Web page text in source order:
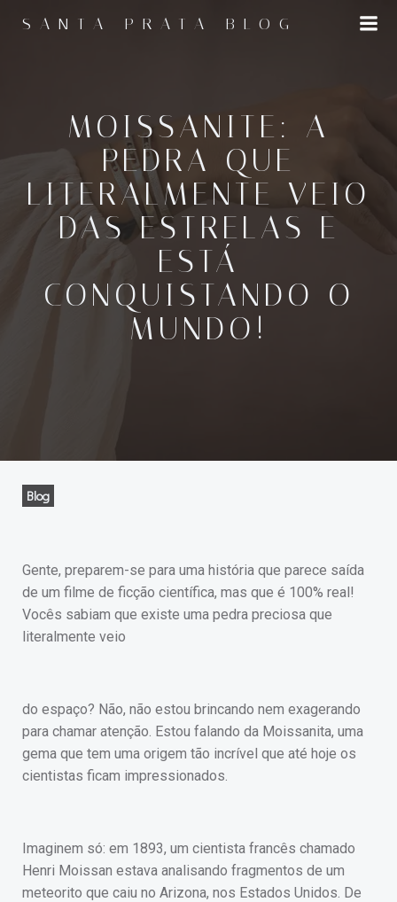
para
SANTA PRATA BLOG
MOISSANITE: A
PEDRA QUE
LITERALMENTE VEIO
DAS ESTRELAS E
ESTÁ
CONQUISTANDO O
MUNDO!
Blog
Gente, preparem-se para uma história que parece saída
de um filme de ficção científica, mas que é 100% real!
Vocês sabiam que existe uma pedra preciosa que
literalmente veio
do espaço? Não, não estou brincando nem exagerando
para chamar atenção. Estou falando da Moissanita, uma
gema que tem uma origem tão incrível que até hoje os
cientistas ficam impressionados.
Imaginem só: em 1893, um cientista francês chamado
Henri Moissan estava analisando fragmentos de um
meteorito que caiu no Arizona, nos Estados Unidos. De